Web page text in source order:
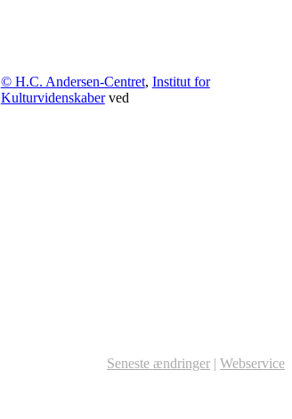
© H.C. Andersen-Centret, Institut for
Kulturvidenskaberved
Seneste ændringer | Webservice